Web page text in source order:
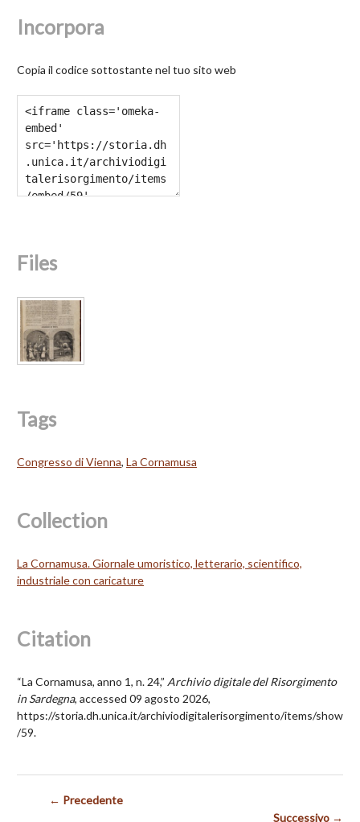
Incorpora
Copia il codice sottostante nel tuo sito web
Files
Tags
Congresso di Vienna, La Cornamusa
Collection
La Cornamusa. Giornale umoristico, letterario, scientifico,
industriale con caricature
Citation
“La Cornamusa, anno 1, n. 24,” Archivio digitale del Risorgimento
in Sardegna, accessed 09 agosto 2026,
https://storia.dh.unica.it/archiviodigitalerisorgimento/items/show
/59.
← Precedente
Successivo →